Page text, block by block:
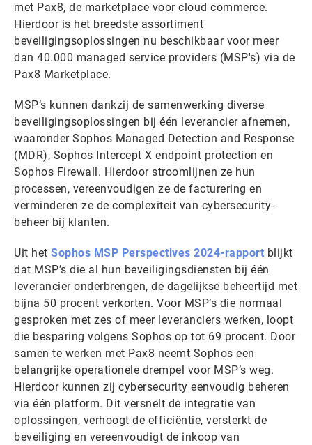
met Pax8, de marketplace voor cloud commerce.
Hierdoor is het breedste assortiment
beveiligingsoplossingen nu beschikbaar voor meer
dan 40.000 managed service providers (MSP's) via de
Pax8 Marketplace.
MSP’s kunnen dankzij de samenwerking diverse
beveiligingsoplossingen bij één leverancier afnemen,
waaronder Sophos Managed Detection and Response
(MDR), Sophos Intercept X endpoint protection en
Sophos Firewall. Hierdoor stroomlijnen ze hun
processen, vereenvoudigen ze de facturering en
verminderen ze de complexiteit van cybersecurity-
beheer bij klanten.
Uit het Sophos MSP Perspectives 2024-rapport blijkt
dat MSP’s die al hun beveiligingsdiensten bij één
leverancier onderbrengen, de dagelijkse beheertijd met
bijna 50 procent verkorten. Voor MSP’s die normaal
gesproken met zes of meer leveranciers werken, loopt
die besparing volgens Sophos op tot 69 procent. Door
samen te werken met Pax8 neemt Sophos een
belangrijke operationele drempel voor MSP’s weg.
Hierdoor kunnen zij cybersecurity eenvoudig beheren
via één platform. Dit versnelt de integratie van
oplossingen, verhoogt de efficiëntie, versterkt de
beveiliging en vereenvoudigt de inkoop van